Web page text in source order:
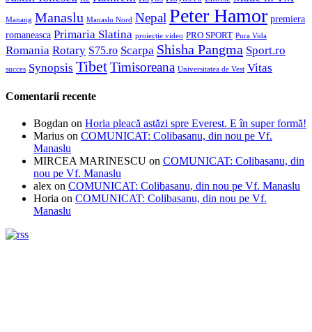
Manang Manaslu Manaslu Nord Nepal Peter Hamor premiera
romaneasca Primaria Slatina proiecție video PRO SPORT Pura Vida
Romania Rotary S75.ro Scarpa Shisha Pangma Sport.ro
succes Synopsis TibetTimisoreana Universitatea de Vest Vitas
Comentarii recente
Bogdan on Horia pleacă astăzi spre Everest. E în super formă!
Marius on COMUNICAT: Colibasanu, din nou pe Vf.
Manaslu
MIRCEA MARINESCU on COMUNICAT: Colibasanu, din
nou pe Vf. Manaslu
alex on COMUNICAT: Colibasanu, din nou pe Vf. Manaslu
Horia on COMUNICAT: Colibasanu, din nou pe Vf.
Manaslu